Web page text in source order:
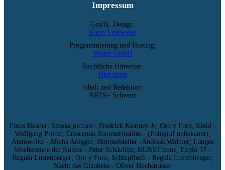
Impressum
Grafik, Design:
Karin Leutwyler
Programmierung und Hosting:
Weiter GmbH
Rechtliche Hinweise:
Hier lesen
Inhalt und Redaktion:
ARTS+ Schweiz
Fotos Header: Smoke picture - Fredrick Kearney Jr; Oro y Furo, Kleid -
Wolfgang Probst; Crescendo Sommerinstitut - (Fotograf unbekannt);
Atemwolke - Micha Aregger; Himmelsleiter -Andreas Widmer; Langes
Wochenende der Künste - Peter Schäublin; KUNST/zone, Explo 17 -
Regula Lustenberger; Oro y Furo, Schlupfloch - Regula Lustenberger;
Nacht des Glaubens - Oliver Hochstrasser